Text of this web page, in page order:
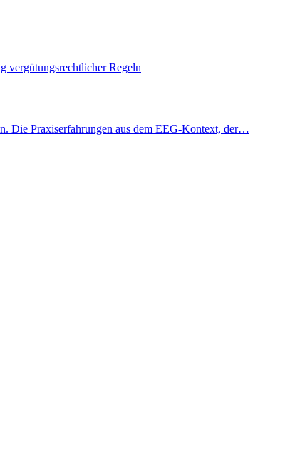
vergütungsrechtlicher Regeln
Die Praxiserfahrungen aus dem EEG-Kontext, der…